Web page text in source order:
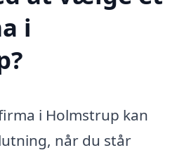
i
i Holmstrup kan
når du står